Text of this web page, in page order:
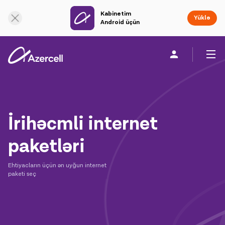
Kabinetim
Android üçün
Yüklə
akart
Azercell-li ol
Tariflər və xidmətlər
İrihəcmli internet
paketləri
Ehtiyacların üçün ən uyğun internet
paketi seç
Onlayn dəstək